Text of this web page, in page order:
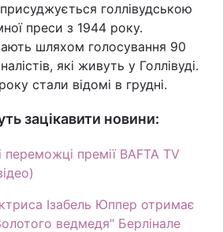
голлівудською
преси з 1944 року.
шляхом голосування 90
які живуть у Голлівуді.
стали відомі в грудні.
зацікавити новини:
переможці премії BAFTA TV
Ізабель Юппер отримає
ведмедя" Берлінале